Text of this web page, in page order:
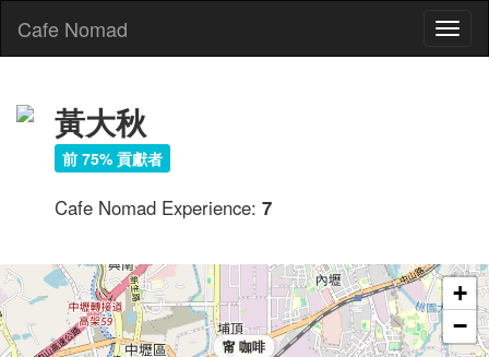
Cafe Nomad
黃大秋
前 75% 貢獻者
Cafe Nomad Experience: 7
甯 咖啡
+
−